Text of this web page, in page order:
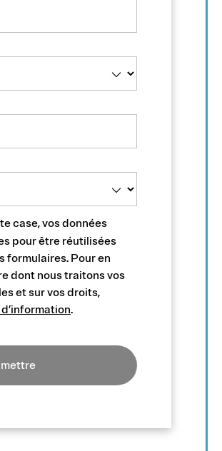
case, vos données
pour être réutilisées
formulaires. Pour en
dont nous traitons vos
et sur vos droits,
.